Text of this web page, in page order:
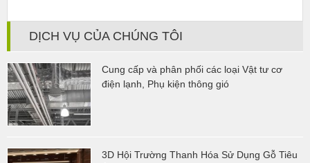
DỊCH VỤ CỦA CHÚNG TÔI
Cung cấp và phân phối các loại Vật tư cơ
điện lạnh, Phụ kiện thông gió
3D Hội Trường Thanh Hóa Sử Dụng Gỗ Tiêu